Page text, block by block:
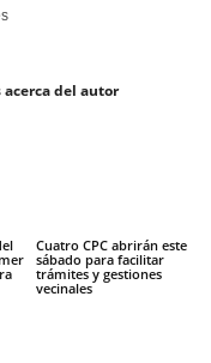
acerca del autor
Cuatro CPC abrirán este
sábado para facilitar
trámites y gestiones
vecinales